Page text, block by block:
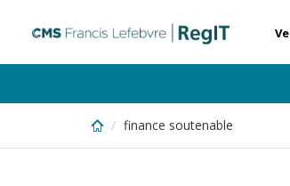
content
finance soutenable